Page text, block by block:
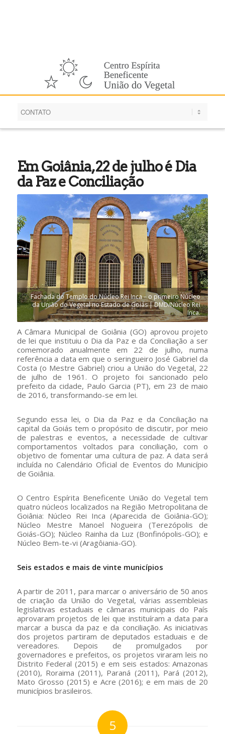
Em Goiânia, 22 de julho é Dia
da Paz e Conciliação
Fachada do Templo do Núcleo Rei Inca – o primeiro Núcleo
da União do Vegetal no Estado de Goiás | DMD/Núcleo Rei
Inca.
A Câmara Municipal de Goiânia (GO) aprovou projeto
de lei que instituiu o Dia da Paz e da Conciliação a ser
comemorado anualmente em 22 de julho, numa
referência a data em que o seringueiro José Gabriel da
Costa (o Mestre Gabriel) criou a União do Vegetal, 22
de julho de 1961. O projeto foi sancionado pelo
prefeito da cidade, Paulo Garcia (PT), em 23 de maio
de 2016, transformando-se em lei.
Segundo essa lei, o Dia da Paz e da Conciliação na
capital da Goiás tem o propósito de discutir, por meio
de palestras e eventos, a necessidade de cultivar
comportamentos voltados para conciliação, com o
objetivo de fomentar uma cultura de paz. A data será
incluída no Calendário Oficial de Eventos do Município
de Goiânia.
O Centro Espírita Beneficente União do Vegetal tem
quatro núcleos localizados na Região Metropolitana de
Goiânia: Núcleo Rei Inca (Aparecida de Goiânia-GO);
Núcleo Mestre Manoel Nogueira (Terezópolis de
Goiás-GO); Núcleo Rainha da Luz (Bonfinópolis-GO); e
Núcleo Bem-te-vi (Aragôiania-GO).
Seis estados e mais de vinte municípios
A partir de 2011, para marcar o aniversário de 50 anos
de criação da União do Vegetal, várias assembleias
legislativas estaduais e câmaras municipais do País
aprovaram projetos de lei que instituíram a data para
marcar a busca da paz e da conciliação. As iniciativas
dos projetos partiram de deputados estaduais e de
vereadores. Depois de promulgados por
governadores e prefeitos, os projetos viraram leis no
Distrito Federal (2015) e em seis estados: Amazonas
(2010), Roraima (2011), Paraná (2011), Pará (2012),
Mato Grosso (2015) e Acre (2016); e em mais de 20
municípios brasileiros.
5